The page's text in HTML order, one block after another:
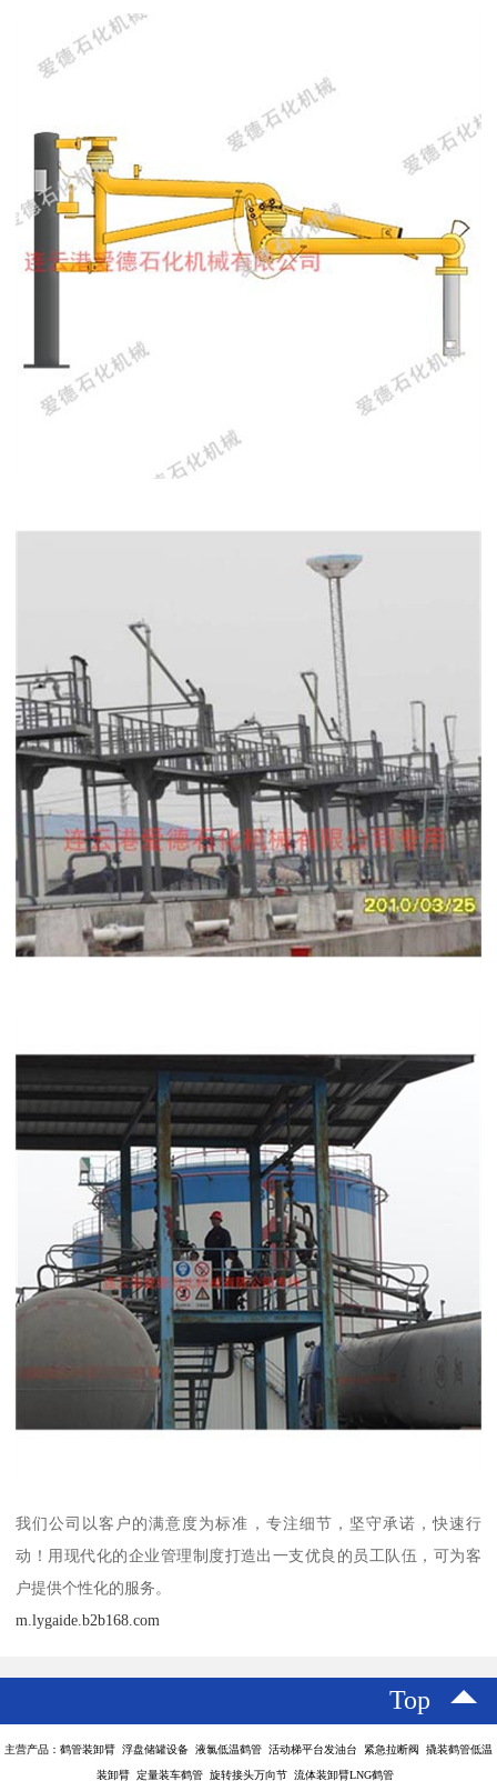
我们公司以客户的满意度为标准，专注细节，坚守承诺，快速行
动！用现代化的企业管理制度打造出一支优良的员工队伍，可为客
户提供个性化的服务。
m.lygaide.b2b168.com
Top
主营产品：鹤管装卸臂 浮盘储罐设备 液氯低温鹤管 活动梯平台发油台 紧急拉断阀 撬装鹤管低温
装卸臂 定量装车鹤管 旋转接头万向节 流体装卸臂LNG鹤管